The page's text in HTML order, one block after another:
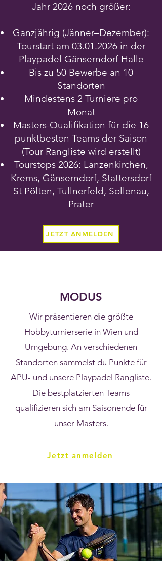
Jahr 2026 noch größer:
Ganzjährig (Jänner–Dezember):
Tourstart am 03.01.2026 in der
Playpadel Gänserndorf Halle
Bis zu 50 Bewerbe an 10
Standorten
Mindestens 2 Turniere pro
Monat
Masters-Qualifikation für die 16
punktbesten Teams der Saison
(Tour Rangliste wird erstellt)
Tourstops 2026: Lanzenkirchen,
Krems, Gänserndorf, Stattersdorf
St Pölten, Tullnerfeld, Sollenau,
Prater
JETZT ANMELDEN
MODUS
Wir präsentieren die größte
Hobbyturnierserie in Wien und
Umgebung. An verschiedenen
Standorten sammelst du Punkte für
APU- und unsere Playpadel Rangliste.
Die bestplatzierten Teams
qualifizieren sich am Saisonende für
unser Masters.
Jetzt anmelden